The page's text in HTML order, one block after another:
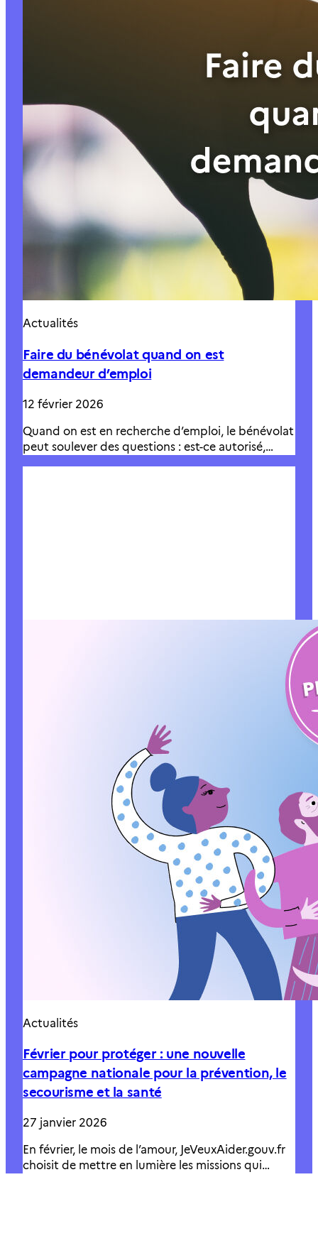
Actualités
Faire du bénévolat quand on est
demandeur d’emploi
12 février 2026
Quand on est en recherche d’emploi, le bénévolat
peut soulever des questions : est-ce autorisé,…
Actualités
Février pour protéger : une nouvelle
campagne nationale pour la prévention, le
secourisme et la santé
27 janvier 2026
En février, le mois de l’amour, JeVeuxAider.gouv.fr
choisit de mettre en lumière les missions qui…